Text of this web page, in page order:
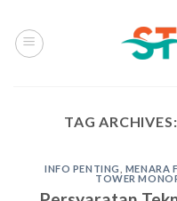
content
TAG
INFO PENTING MENARA
TOWER